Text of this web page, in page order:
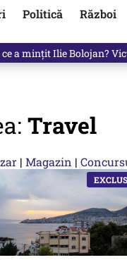
Politică Război
ce a mințit Ilie Bolojan?
Travel
| Magazin |